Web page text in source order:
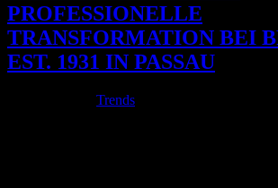
PROFESSIONELLE
TRANSFORMATION BEI
EST. 1931 IN PASSAU
Trends